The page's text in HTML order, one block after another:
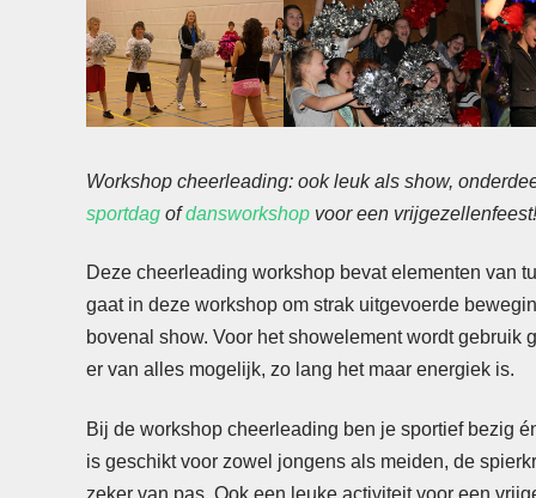
Workshop cheerleading: ook leuk als show,
sportdag ofdansworkshop voor een vrijgezellenfeest!
Deze cheerleading workshop bevat elementen van
gaat in deze workshop om strak uitgevoerde
bovenal show. Voor het showelement wordt gebruik
er van alles mogelijk, zo lang het maar energiek is.
Bij de workshop cheerleading ben je sportief bezig
is geschikt voor zowel jongens als meiden, de
zeker van pas. Ook een leuke activiteit voor een